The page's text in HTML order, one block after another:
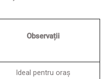
Observații
Ideal pentru oraș